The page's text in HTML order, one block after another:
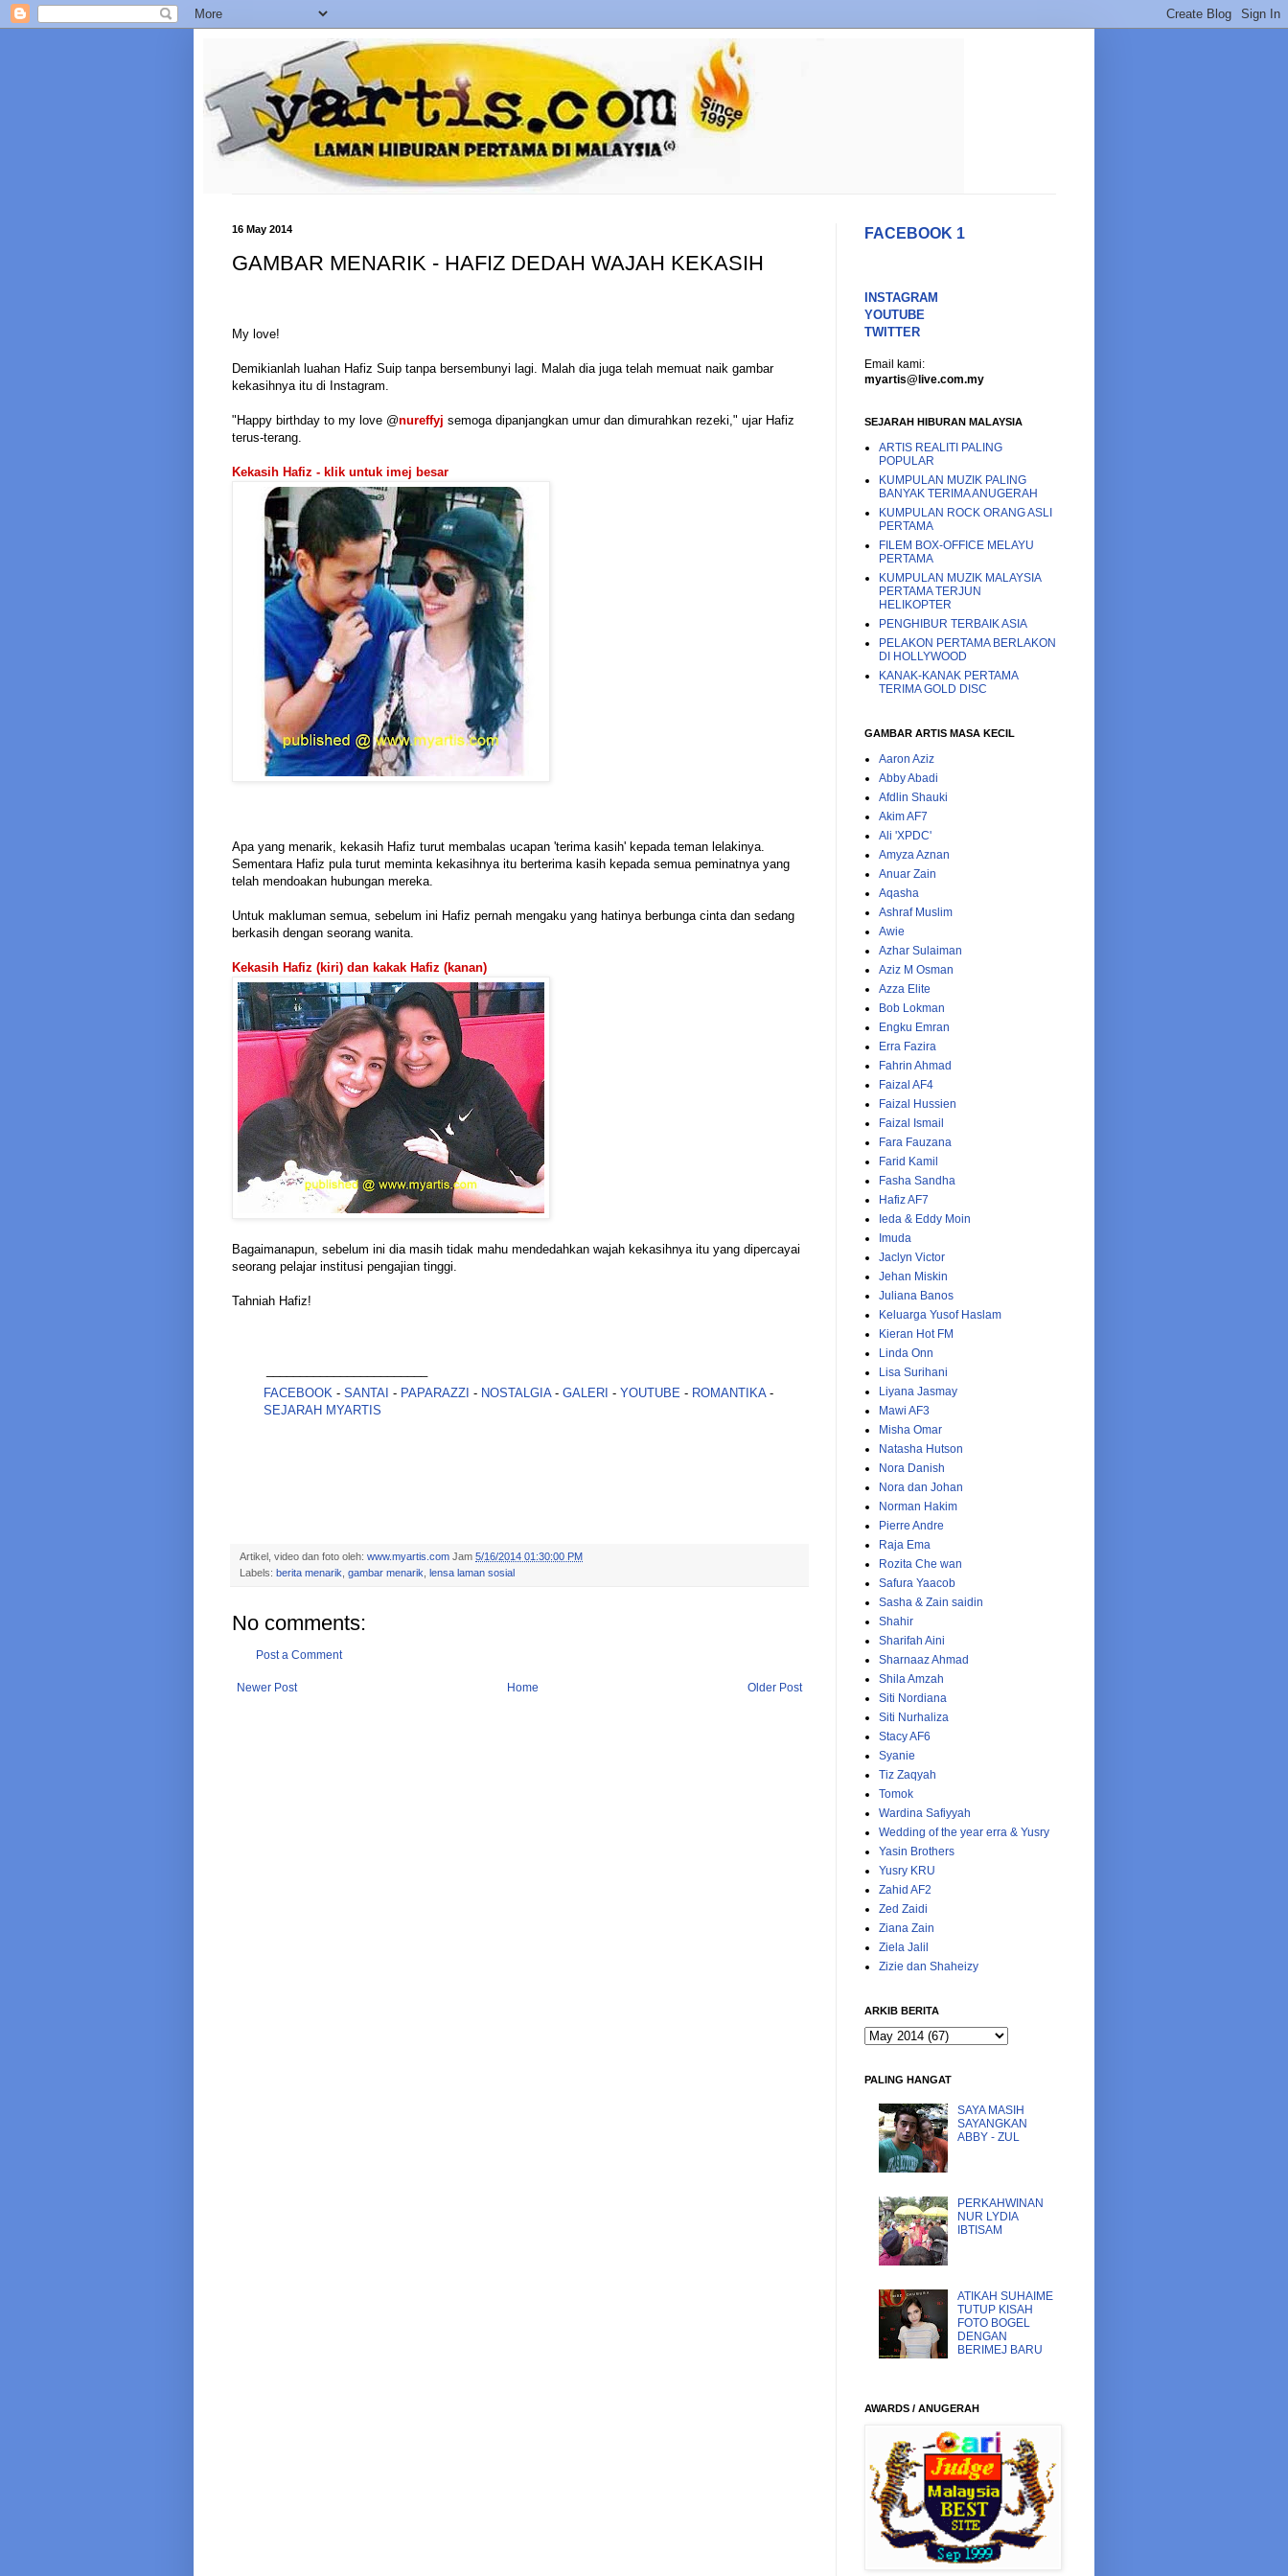
16 May 2014
GAMBAR MENARIK - HAFIZ DEDAH WAJAH KEKASIH
My love!
Demikianlah luahan Hafiz Suip tanpa bersembunyi lagi. Malah dia juga telah memuat naik gambar
kekasihnya itu di Instagram.
"Happy birthday to my love @nureffyj semoga dipanjangkan umur dan dimurahkan rezeki," ujar Hafiz
terus-terang.
Kekasih Hafiz - klik untuk imej besar
Apa yang menarik, kekasih Hafiz turut membalas ucapan 'terima kasih' kepada teman lelakinya.
Sementara Hafiz pula turut meminta kekasihnya itu berterima kasih kepada semua peminatnya yang
telah mendoakan hubungan mereka.
Untuk makluman semua, sebelum ini Hafiz pernah mengaku yang hatinya berbunga cinta dan sedang
berkasih dengan seorang wanita.
Kekasih Hafiz (kiri) dan kakak Hafiz (kanan)
Bagaimanapun, sebelum ini dia masih tidak mahu mendedahkan wajah kekasihnya itu yang dipercayai
seorang pelajar institusi pengajian tinggi.
Tahniah Hafiz!
FACEBOOK - SANTAI - PAPARAZZI - NOSTALGIA- GALERI - YOUTUBE - ROMANTIKA-
SEJARAH MYARTIS
Artikel, video dan foto oleh: www.myartis.com Jam 5/16/2014 01:30:00 PM
Labels: berita menarik gambar menarik lensa laman sosial
No comments:
Post a Comment
Newer Post Older Post
Home
FACEBOOK 1
INSTAGRAM
YOUTUBE
TWITTER
Email kami:
myartis@live.com.my
SEJARAH HIBURAN MALAYSIA
ARTIS REALITI PALING
POPULAR
KUMPULAN MUZIK PALING
BANYAK TERIMA ANUGERAH
KUMPULAN ROCK ORANG ASLI
PERTAMA
FILEM BOX-OFFICE MELAYU
PERTAMA
KUMPULAN MUZIK MALAYSIA
PERTAMA TERJUN
HELIKOPTER
PENGHIBUR TERBAIK ASIA
PELAKON PERTAMA BERLAKON
DI HOLLYWOOD
KANAK-KANAK PERTAMA
TERIMA GOLD DISC
GAMBAR ARTIS MASA KECIL
Aaron Aziz
Abby Abadi
Afdlin Shauki
Akim AF7
Ali 'XPDC'
Amyza Aznan
Anuar Zain
Aqasha
Ashraf Muslim
Awie
Azhar Sulaiman
Aziz M Osman
Azza Elite
Bob Lokman
Engku Emran
Erra Fazira
Fahrin Ahmad
Faizal AF4
Faizal Hussien
Faizal Ismail
Fara Fauzana
Farid Kamil
Fasha Sandha
Hafiz AF7
Ieda & Eddy Moin
Imuda
Jaclyn Victor
Jehan Miskin
Juliana Banos
Keluarga Yusof Haslam
Kieran Hot FM
Linda Onn
Lisa Surihani
Liyana Jasmay
Mawi AF3
Misha Omar
Natasha Hutson
Nora Danish
Nora dan Johan
Norman Hakim
Pierre Andre
Raja Ema
Rozita Che wan
Safura Yaacob
Sasha & Zain saidin
Shahir
Sharifah Aini
Sharnaaz Ahmad
Shila Amzah
Siti Nordiana
Siti Nurhaliza
Stacy AF6
Syanie
Tiz Zaqyah
Tomok
Wardina Safiyyah
Wedding of the year erra & Yusry
Yasin Brothers
Yusry KRU
Zahid AF2
Zed Zaidi
Ziana Zain
Ziela Jalil
Zizie dan Shaheizy
ARKIB BERITA
PALING HANGAT
SAYA MASIH
SAYANGKAN
ABBY - ZUL
PERKAHWINAN
NUR LYDIA
IBTISAM
ATIKAH SUHAIME
TUTUP KISAH
FOTO BOGEL
DENGAN
BERIMEJ BARU
AWARDS / ANUGERAH